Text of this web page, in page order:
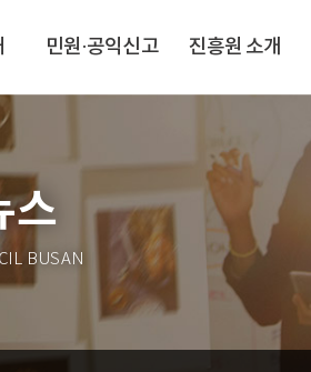
민원·공익신고 진흥원 소개
스
BUSAN